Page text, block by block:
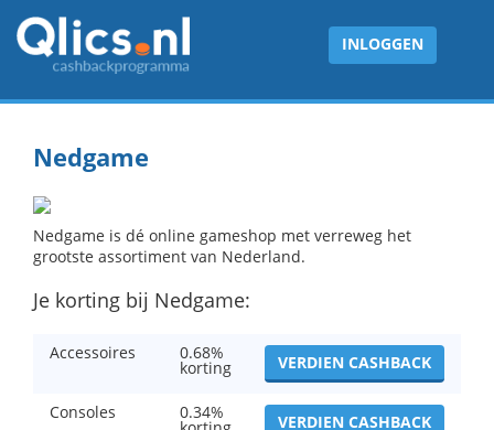
INLOGGEN
Nedgame
Nedgame is dé online gameshop met verreweg het
grootste assortiment van Nederland.
Je korting bij Nedgame:
Accessoires 0.68%
korting VERDIEN CASHBACK
Consoles 0.34% VERDIEN CASHBACK